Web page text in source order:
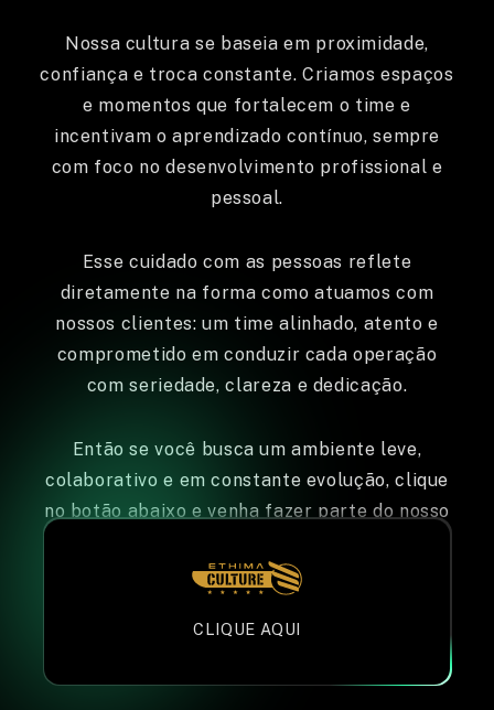
Nossa cultura se baseia em proximidade,
confiança e troca constante. Criamos espaços
e momentos que fortalecem o time e
incentivam o aprendizado contínuo, sempre
com foco no desenvolvimento profissional e
pessoal.
Esse cuidado com as pessoas reflete
diretamente na forma como atuamos com
nossos clientes: um time alinhado, atento e
comprometido em conduzir cada operação
com seriedade, clareza e dedicação.
Então se você busca um ambiente leve,
colaborativo e em constante evolução, clique
no botão abaixo e venha fazer parte do nosso
CLIQUE AQUI